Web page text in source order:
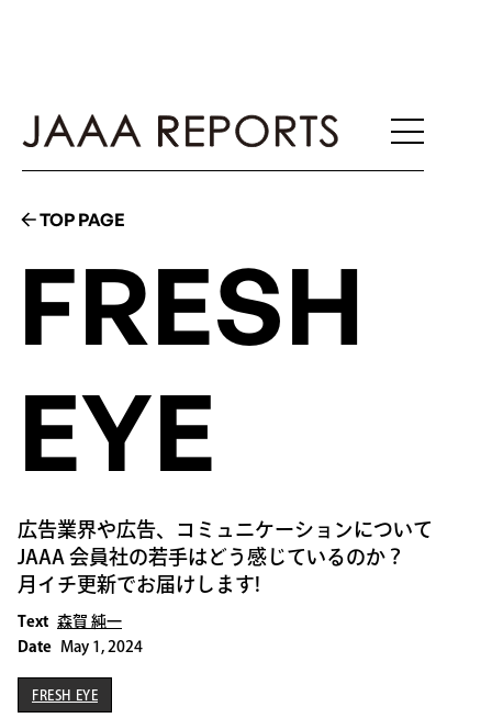
TOP PAGE
FRESH
EYE
広告業界や広告、コミュニケーションについて
JAAA 会員社の若手はどう感じているのか？
月イチ更新でお届けします!
Text 森賀 純一
Date
May 1, 2024
FRESH EYE
FRESH EYE